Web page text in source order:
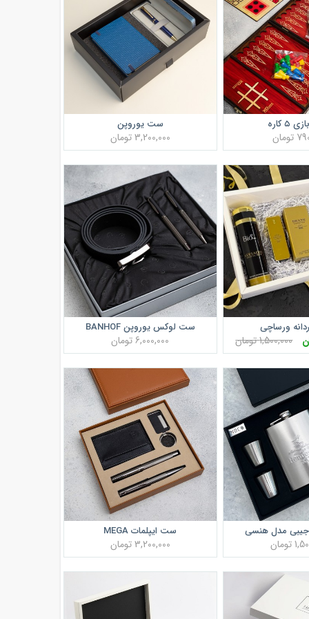
کاره ست یوروپن
3,200,000 تومان
ورساچی
1,500,000 تومان
ست لوکس یوروپن BANHOF
6,000,000 تومان
مدل هنسی ست ایپلمات MEGA
3,200,000 تومان